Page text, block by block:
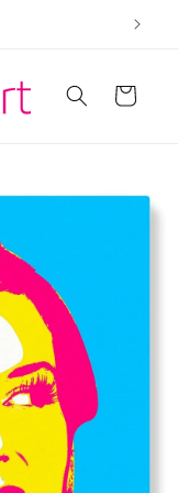
Carrello